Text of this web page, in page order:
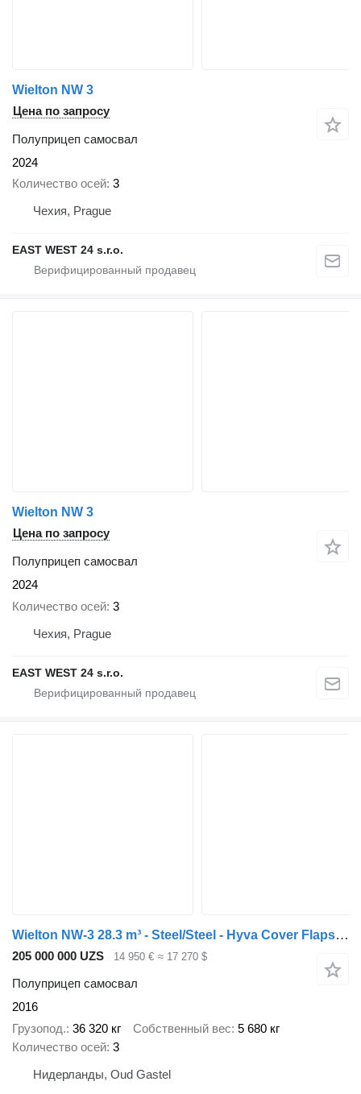
Wielton NW 3
Цена по запросу
Полуприцеп самосвал
2024
Количество осей 3
Чехия, Prague
EAST WEST 24 s.r.o.
Wielton NW 3
Цена по запросу
Полуприцеп самосвал
2024
Количество осей 3
Чехия, Prague
EAST WEST 24 s.r.o.
Wielton NW-3 28.3 m³ - Steel/Steel - Hyva Cover Flaps + Remote Control -
205 000 000 UZS 14 950 € ≈ 17 270 $
Полуприцеп самосвал
2016
Грузопод. 36 320 кг Собственный вес 5 680 кг
Количество осей 3
Нидерланды, Oud Gastel